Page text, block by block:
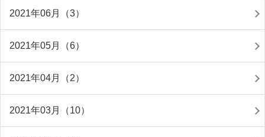
2021年06月（3）
2021年05月（6）
2021年04月（2）
2021年03月（10）